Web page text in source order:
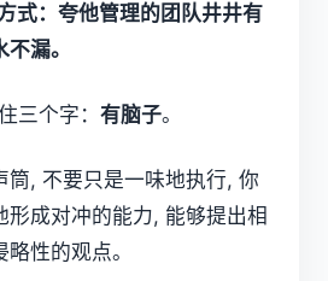
式：夸他管理的团队井井有
漏。
三个字： 有脑子。
筒, 不要只是一味地执行, 你
形成对冲的能力, 能够提出相
性的观点。